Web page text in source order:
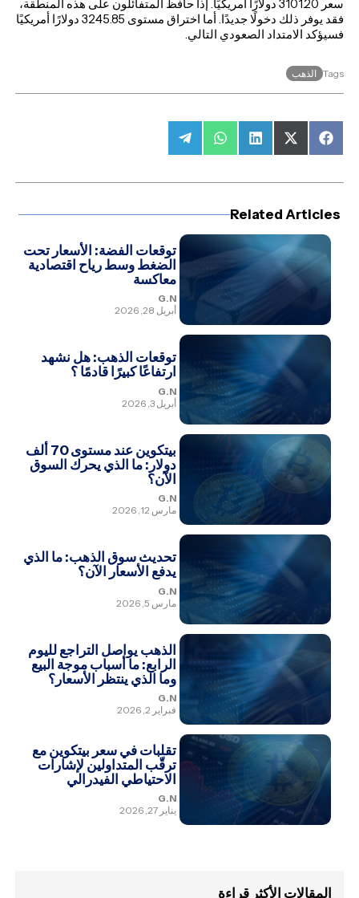
سعر 3101.20 دولارًا أمريكيًا. إذا حافظ المتفائلون على هذه المنطقة،
فقد يوفر ذلك دخولًا جديدًا. أما اختراق مستوى 3245.85 دولارًا أمريكيًا
فسيؤكد الامتداد الصعودي التالي.
Tags الذهب
Share
on
Share
on
(Twitter)
Share
on
Share
on
Share
on
Related Articles
توقعات الفضة: الأسعار تحت
الضغط وسط رياح اقتصادية
معاكسة
G.N
أبريل 28, 2026
توقعات الذهب: هل نشهد
ارتفاعًا كبيرًا قادمًا ؟
G.N
أبريل 3, 2026
بيتكوين عند مستوى 70 ألف
دولار: ما الذي يحرك السوق
الآن؟
G.N
مارس 12, 2026
تحديث سوق الذهب: ما الذي
يدفع الأسعار الآن؟
G.N
مارس 5, 2026
الذهب يواصل التراجع لليوم
الرابع: ما أسباب موجة البيع
وما الذي ينتظر الأسعار؟
G.N
فبراير 2, 2026
تقلبات في سعر بيتكوين مع
ترقّب المتداولين لإشارات
الاحتياطي الفيدرالي
G.N
يناير 27, 2026
المقالات الأكثر قراءة